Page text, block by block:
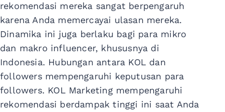
rekomendasi mereka sangat berpengaruh
karena Anda memercayai ulasan mereka.
Dinamika ini juga berlaku bagi para mikro
dan makro influencer, khususnya di
Indonesia. Hubungan antara KOL dan
followers mempengaruhi keputusan para
followers. KOL Marketing mempengaruhi
rekomendasi berdampak tinggi ini saat Anda